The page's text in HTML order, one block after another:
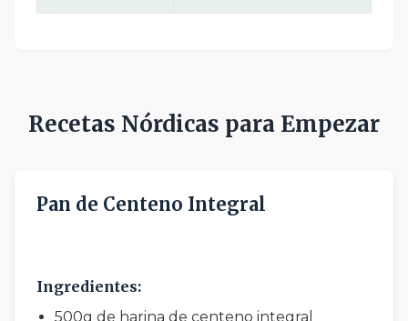
Recetas Nórdicas para Empezar
Pan de Centeno Integral
Ingredientes:
500g de harina de centeno integral